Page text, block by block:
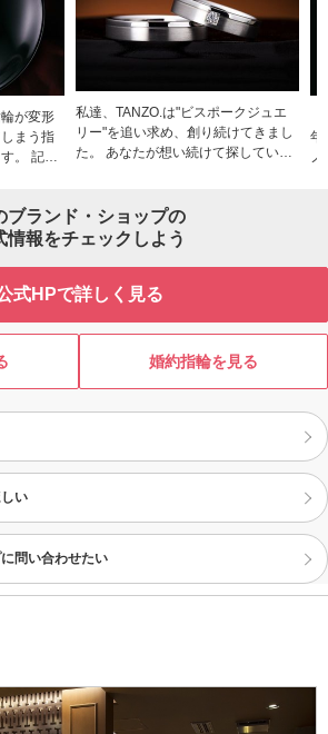
が変形
まう指
。 記念
硬い金
柔らかい
れる指
を「鍛
私達、TANZO.は"ビスポークジュエ
リー"を追い求め、創り続けてきまし
た。 あなたが想い続けて探している
年
ノ
ブランド・ショップの
情報をチェックしよう
式HPで詳しく見る
婚約指輪を見る
い
問い合わせたい